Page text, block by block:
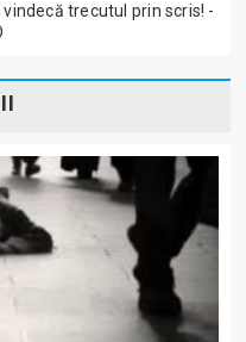
trecutul prin scris! -